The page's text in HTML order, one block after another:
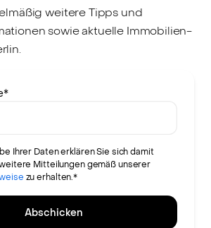
weitere Tipps und
sowie aktuelle Immobilien-
*
Ihrer Daten erklären Sie sich damit
Mitteilungen gemäß unserer
zu erhalten.*
Abschicken